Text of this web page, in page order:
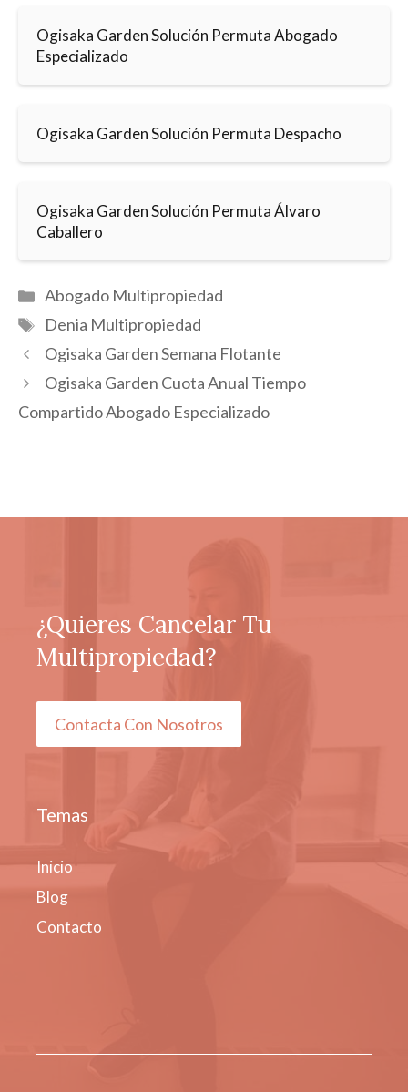
Ogisaka Garden Solución Permuta Abogado
Especializado
Ogisaka Garden Solución Permuta Despacho
Ogisaka Garden Solución Permuta Álvaro
Caballero
Categorías
Abogado Multipropiedad
Etiquetas
Denia Multipropiedad
Ogisaka Garden Semana Flotante
Ogisaka Garden Cuota Anual Tiempo
Compartido Abogado Especializado
¿Quieres Cancelar Tu
Multipropiedad?
Contacta Con Nosotros
Temas
Inicio
Blog
Contacto